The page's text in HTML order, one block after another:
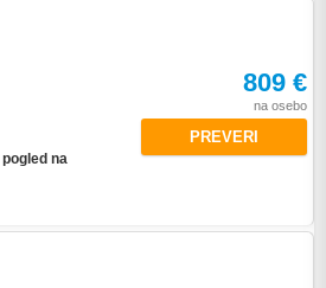
na
809 €
na osebo
PREVERI